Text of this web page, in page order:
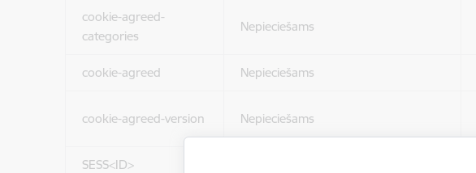
cookie-agreed-
categories
Nepieciešams
cookie-agreed Nepieciešams
cookie-agreed-version Nepieciešams
SESS<ID>